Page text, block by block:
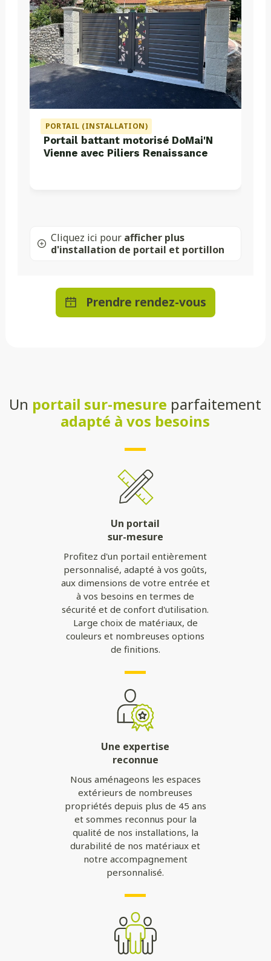
PORTAIL (INSTALLATION)
Portail battant motorisé DoMai'N
Vienne avec Piliers Renaissance
Cliquez ici pour afficher plus
d'installation de portail et portillon
Prendre rendez-vous
Un portail sur-mesure parfaitement
adapté à vos besoins
Un portail
sur-mesure
Profitez d'un portail entièrement
personnalisé, adapté à vos goûts,
aux dimensions de votre entrée et
à vos besoins en termes de
sécurité et de confort d'utilisation.
Large choix de matériaux, de
couleurs et nombreuses options
de finitions.
Une expertise
reconnue
Nous aménageons les espaces
extérieurs de nombreuses
propriétés depuis plus de 45 ans
et sommes reconnus pour la
qualité de nos installations, la
durabilité de nos matériaux et
notre accompagnement
personnalisé.